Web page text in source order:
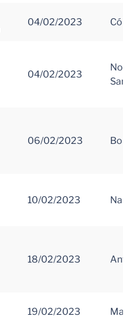
04/02/2023
04/02/2023
Norte
06/02/2023
10/02/2023
18/02/2023
19/02/2023